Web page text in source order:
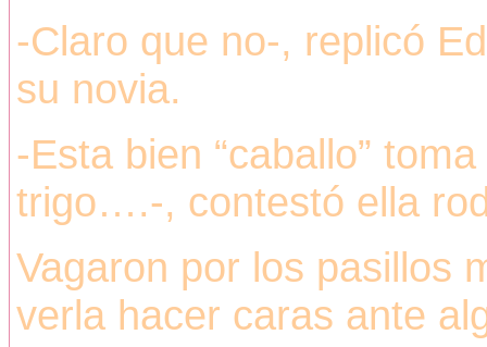
-Claro que no-, replicó
su novia.
-Esta bien “caballo”
trigo….-, contestó ella
Vagaron por los pasillos
verla hacer caras ante